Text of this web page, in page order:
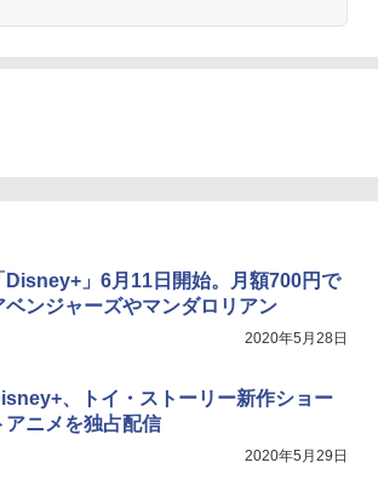
Disney+」6月11日開始。月額700円で
ベンジャーズやマンダロリアン
2020年5月28日
、トイ・ストーリー新作ショー
アニメを独占配信
2020年5月29日